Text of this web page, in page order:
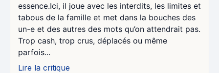
essence.Ici, il joue avec les interdits, les limites et
tabous de la famille et met dans la bouches des
un-e et des autres des mots qu’on attendrait pas.
Trop cash, trop crus, déplacés ou même
parfois...
Lire la critique